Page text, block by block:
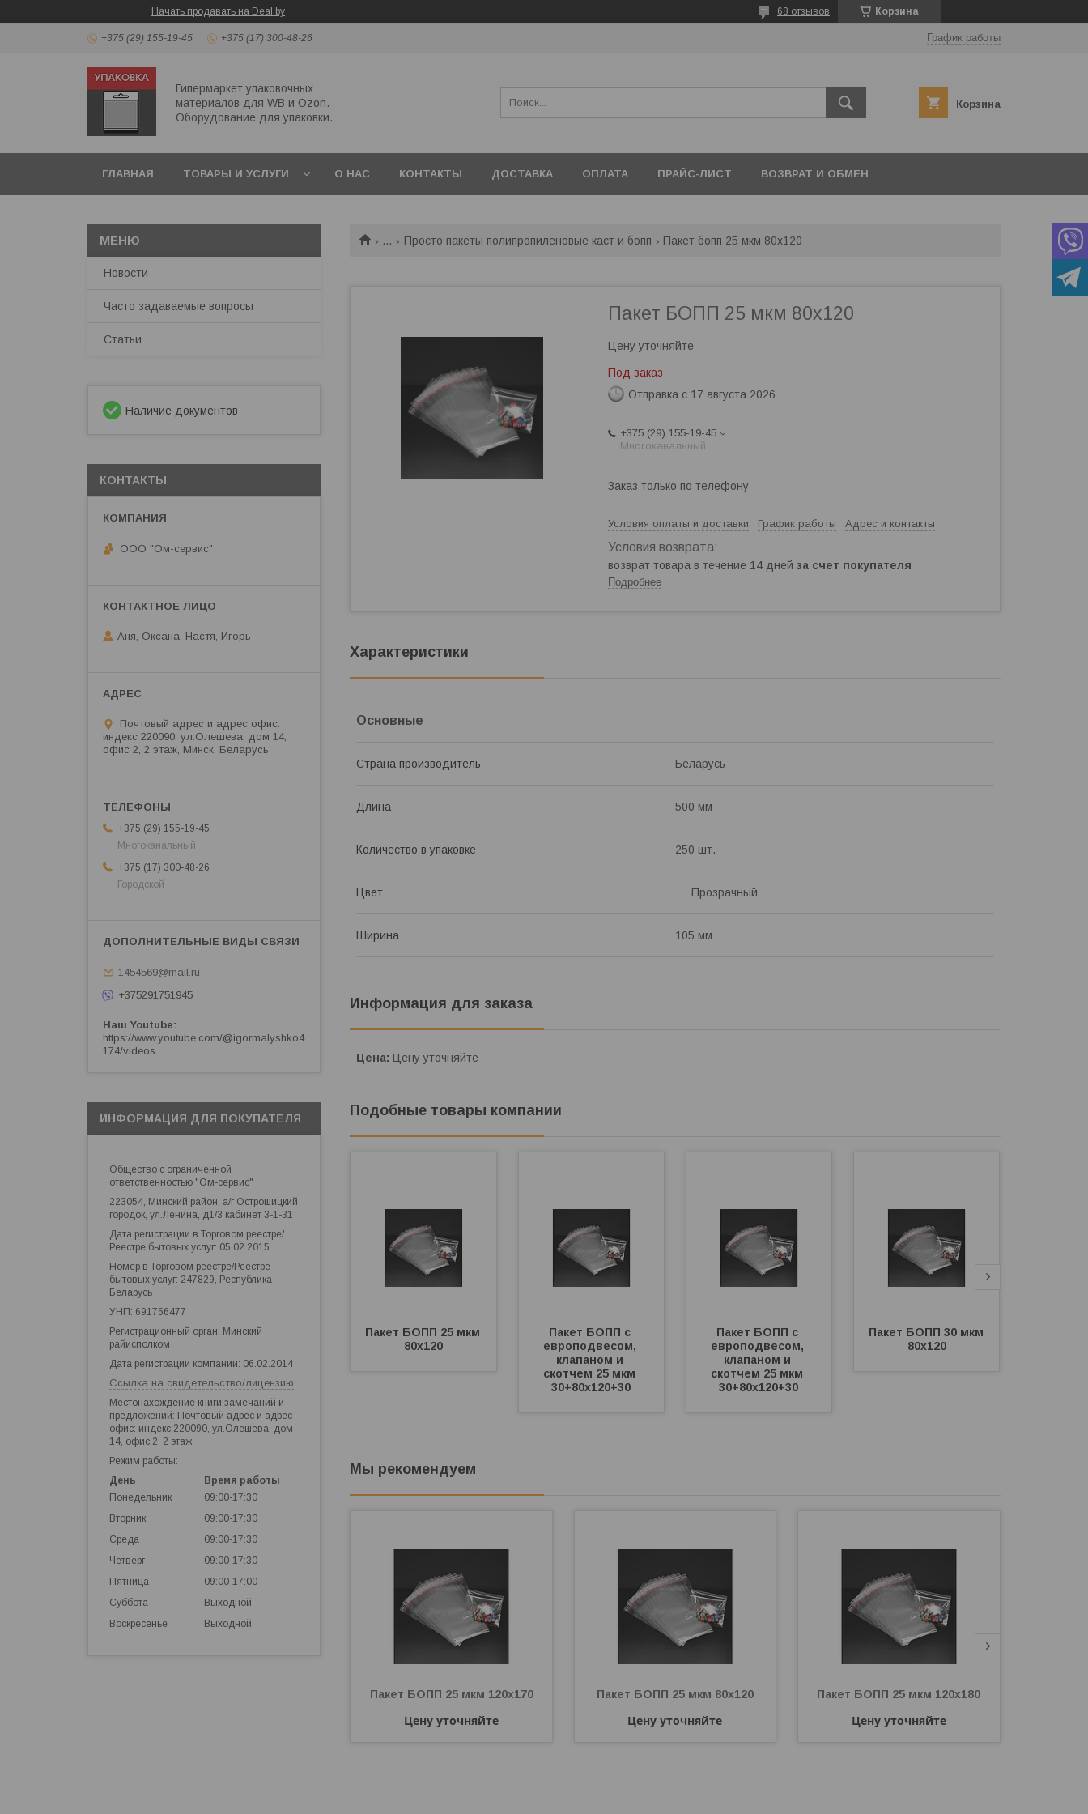
Начать продавать на Deal.by Корзина
68 отзывов
+375 (29) 155-19-45 +375 (17) 300-48-26 График работы
Гипермаркет упаковочных
материалов для WB и Ozon.
Оборудование для упаковки.
Корзина
ГЛАВНАЯ ТОВАРЫ И УСЛУГИ О НАС КОНТАКТЫ ДОСТАВКА ОПЛАТА ПРАЙС-ЛИСТ ВОЗВРАТ И ОБМЕН
... Просто пакеты полипропиленовые каст и бопп Пакет бопп 25 мкм 80х120
Пакет БОПП 25 мкм 80х120
Цену уточняйте
Под заказ
Отправка с 17 августа 2026
+375 (29) 155-19-45
Многоканальный
Заказ только по телефону
Условия оплаты и доставки График работы Адрес и контакты
возврат товара в течение 14 дней за счет покупателя
Подробнее
Характеристики
Основные
Страна производитель Беларусь
Длина 500 мм
Количество в упаковке 250 шт.
Цвет Прозрачный
Ширина 105 мм
Информация для заказа
Цена: Цену уточняйте
Подобные товары компании
Пакет БОПП 25 мкм
80х120
Пакет БОПП с
европодвесом,
клапаном и
скотчем 25 мкм
30+80х120+30
Пакет БОПП с
европодвесом,
клапаном и
скотчем 25 мкм
30+80х120+30
Пакет БОПП 30 мкм
80х120
Мы рекомендуем
Пакет БОПП 25 мкм 120х170
Цену уточняйте
Пакет БОПП 25 мкм 80х120
Цену уточняйте
Пакет БОПП 25 мкм 120х180
Цену уточняйте
Новости
Часто задаваемые вопросы
Статьи
Наличие документов
КОНТАКТЫ
ООО "Ом-сервис"
Аня, Оксана, Настя, Игорь
Почтовый адрес и адрес офис:
индекс 220090, ул.Олешева, дом 14,
офис 2, 2 этаж, Минск, Беларусь
+375 (29) 155-19-45
Многоканальный
+375 (17) 300-48-26
Городской
1454569@mail.ru
+375291751945
Наш Youtube
https://www.youtube.com/@igormalyshko4
174/videos
ИНФОРМАЦИЯ ДЛЯ ПОКУПАТЕЛЯ
Общество с ограниченной
ответственностью "Ом-сервис"
223054, Минский район, а/г Острошицкий
городок, ул.Ленина, д1/3 кабинет 3-1-31
Дата регистрации в Торговом реестре/
Реестре бытовых услуг: 05.02.2015
Номер в Торговом реестре/Реестре
бытовых услуг: 247829, Республика
Беларусь
УНП: 691756477
Регистрационный орган: Минский
райисполком
Дата регистрации компании: 06.02.2014
Ссылка на свидетельство/лицензию
Местонахождение книги замечаний и
предложений: Почтовый адрес и адрес
офис: индекс 220090, ул.Олешева, дом
14, офис 2, 2 этаж
Режим работы:
День
Время работы
Понедельник
09:00-17:30
Вторник
09:00-17:30
Среда
09:00-17:30
Четверг
09:00-17:30
Пятница
09:00-17:00
Суббота
Выходной
Воскресенье
Выходной